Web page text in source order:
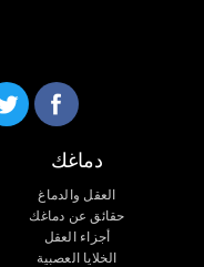
دماغك
العقل والدماغ
حقائق عن دماغك
أجزاء العقل
الخلايا العصبية